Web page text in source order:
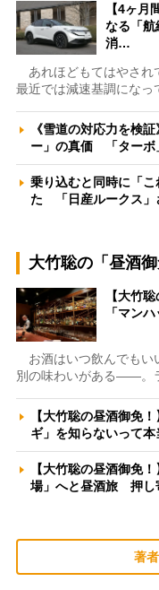
【4ヶ月
なる「航
消…
あれほどもてはやされ
最近では減速基調にな
《雪道の対応力を検
ー」の真価 「ター
乗り込むと同時に「
た 「日産ルークス」
大竹聡の「昼酒御
【大竹
「マン
お酒はいつ飲んでもい
別の味わいがある――。
【大竹聡の昼酒御免
ギ」を知らないって
【大竹聡の昼酒御免
場」へと昼酒旅 押し
著